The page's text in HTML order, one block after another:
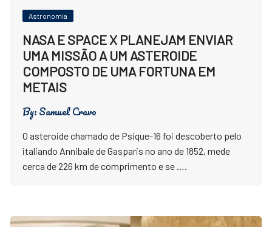
Astronomia
NASA E SPACE X PLANEJAM ENVIAR
UMA MISSÃO A UM ASTEROIDE
COMPOSTO DE UMA FORTUNA EM
METAIS
By:Samuel Cravo
O asteroide chamado de Psique-16 foi descoberto pelo
italiando Annibale de Gasparis no ano de 1852, mede
cerca de 226 km de comprimento e se ….